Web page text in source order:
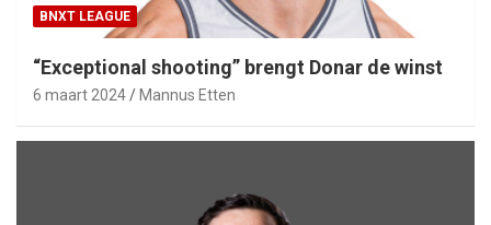
BNXT LEAGUE
“Exceptional shooting” brengt Donar de winst
6 maart 2024 Mannus Etten